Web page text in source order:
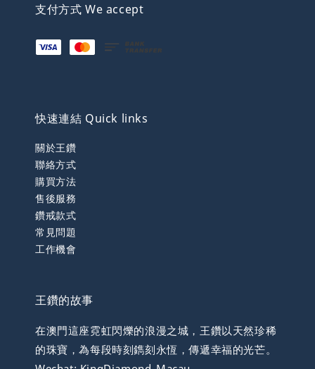
支付方式 We accept
快速連結 Quick links
關於王鑽
聯絡方式
購買方法
售後服務
鑽戒款式
常見問題
工作機會
王鑽的故事
在澳門這座霓虹閃爍的浪漫之城，王鑽以天然珍稀
的珠寶，為每段時刻鐫刻永恆，傳遞幸福的光芒。